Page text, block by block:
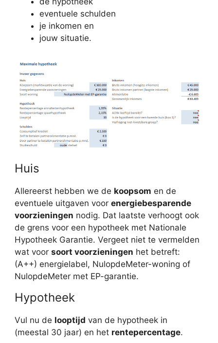
eventuele schulden
je inkomen en
jouw situatie.
Huis
Allereerst hebben we de koopsom en de
eventuele uitgaven voor energiebesparende
voorzieningen nodig. Dat laatste verhoogt ook
de grens voor een hypotheek met Nationale
Hypotheek Garantie. Vergeet niet te vermelden
wat voor soort voorzieningen het betreft:
(A++) energielabel, NulopdeMeter-woning of
NulopdeMeter met EP-garantie.
Hypotheek
Vul nu de looptijd van de hypotheek in
(meestal 30 jaar) en het rentepercentage.